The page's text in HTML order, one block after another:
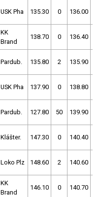
USK Pha 135.30 0 136.00
KK
Brand
138.70 0 136.40
Pardub. 135.80 2 135.90
USK Pha 137.90 0 138.80
Pardub. 127.80 50 139.90
Klášter. 147.30 0 140.40
Loko Plz 148.60 2 140.60
KK
Brand
146.10 0 140.70